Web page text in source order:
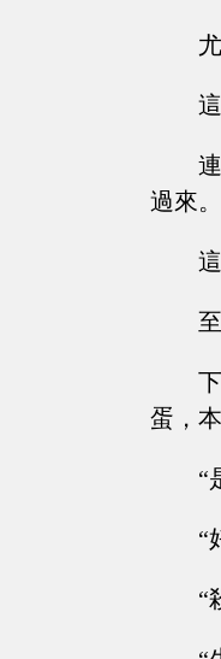
過來。
蛋，
“
“
“